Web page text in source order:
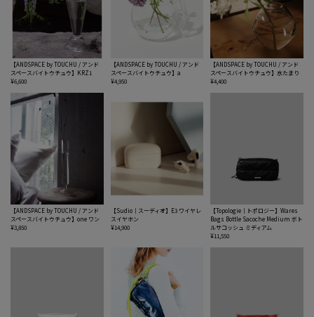
【ANDSPACE by TOUCHU / アンド
スペースバイトウチュウ】KRZ1
¥6,600
【ANDSPACE by TOUCHU / アンド
スペースバイトウチュウ】a
¥4,950
【ANDSPACE by TOUCHU / アンド
スペースバイトウチュウ】水たまり
¥4,400
【ANDSPACE by TOUCHU / アンド
スペースバイトウチュウ】one ワン
¥3,850
【Sudio｜スーディオ】E3 ワイヤレ
スイヤホン
¥14,900
【Topologie｜トポロジー】Wares
Bags Bottle Sacoche Medium ボト
ルサコッシュ ミディアム
¥11,550